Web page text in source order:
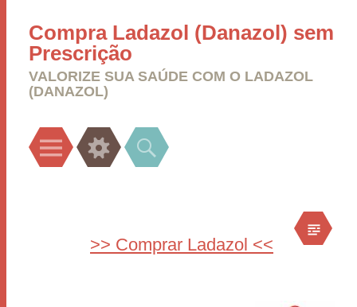
Compra Ladazol (Danazol) sem
Prescrição
VALORIZE SUA SAÚDE COM O LADAZOL
(DANAZOL)
Menu Widgets Search
>> Comprar Ladazol <<